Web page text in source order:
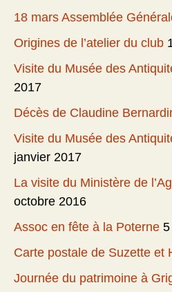
18 mars Assemblée
Origines de l’atelier du club
Visite du Musée des
2017
Décès de Claudine
Visite du Musée des
janvier 2017
La visite du Ministère de
octobre 2016
Assoc en fête à la Poterne
Carte postale de Suzette et
Journée du patrimoine à